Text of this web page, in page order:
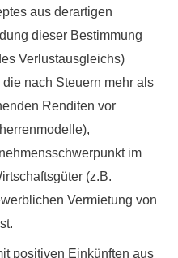
aus derartigen
dieser Bestimmung
Verlustausgleichs)
nach Steuern mehr als
Renditen vor
im
(z.B.
Vermietung von
positiven Einkünften aus